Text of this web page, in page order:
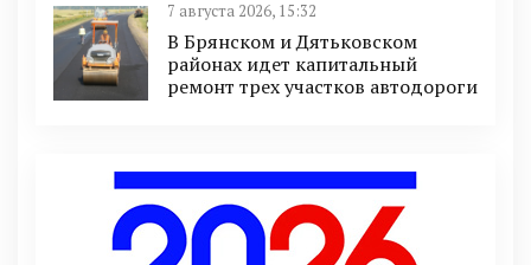
7 августа 2026, 15:32
В Брянском и Дятьковском
районах идет капитальный
ремонт трех участков автодороги